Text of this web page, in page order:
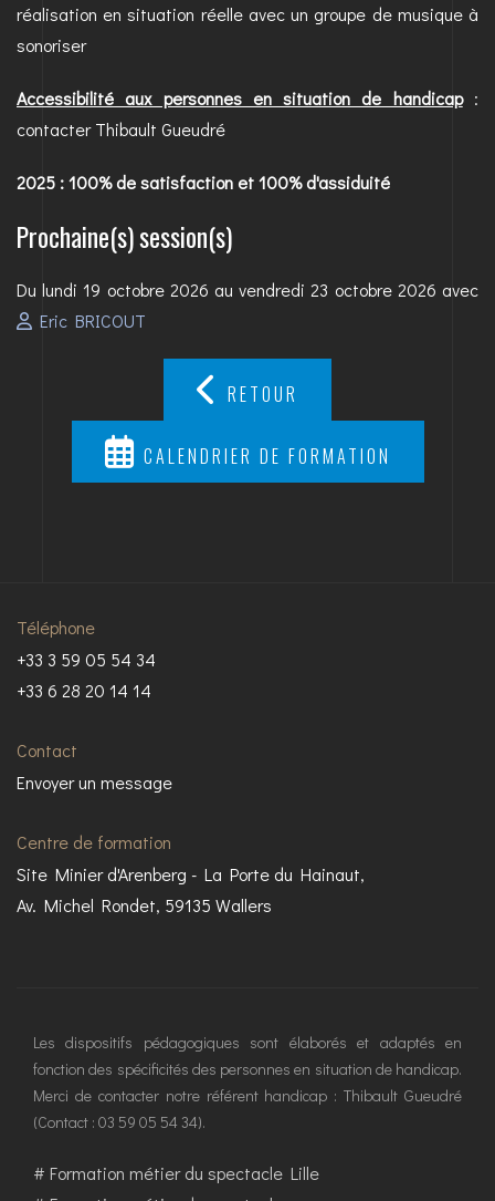
réalisation en situation réelle avec un groupe de musique à
sonoriser
Accessibilité aux personnes en situation de handicap:
contacter Thibault Gueudré
2025 : 100% de satisfaction et 100% d'assiduité
Prochaine(s) session(s)
Du lundi 19 octobre 2026 au vendredi 23 octobre 2026 avec
Eric BRICOUT
RETOUR
CALENDRIER DE FORMATION
Téléphone
+33 3 59 05 54 34
+33 6 28 20 14 14
Contact
Envoyer un message
Centre de formation
Site Minier d'Arenberg - La Porte du Hainaut,
Av. Michel Rondet, 59135 Wallers
Les dispositifs pédagogiques sont élaborés et adaptés en
fonction des spécificités des personnes en situation de handicap.
Merci de contacter notre référent handicap : Thibault Gueudré
(Contact : 03 59 05 54 34).
# Formation métier du spectacle Lille